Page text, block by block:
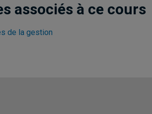
associés à ce cours
de la gestion